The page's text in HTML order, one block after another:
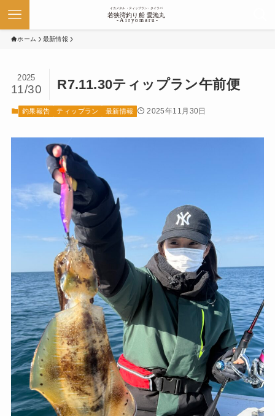
ホーム 最新情報
R7.11.30ティップラン午前便
2025
11/30
釣果報告 ティップラン 最新情報 2025年11月30日